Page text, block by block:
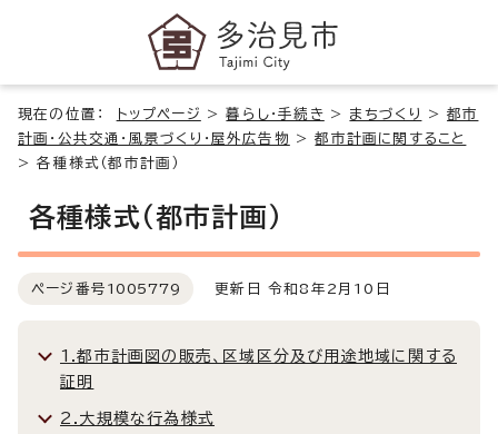
現在の位置： トップページ >暮らし・手続き > まちづくり >都市
計画・公共交通・風景づくり・屋外広告物
>都市計画に関すること
>各種様式（都市計画）
各種様式（都市計画）
ページ番号 1005779 更新日 令和8年2月10日
1.都市計画図の販売、区域区分及び用途地域に関する
証明
2.大規模な行為様式